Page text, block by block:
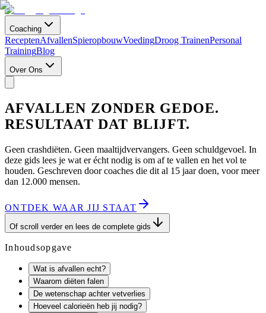
Coaching
ReceptenAfvallenSpieropbouwVoedingDroog TrainenPersonal
TrainingBlog
Over Ons
AFVALLEN ZONDER GEDOE.
RESULTAAT DAT BLIJFT.
Geen crashdiëten. Geen maaltijdvervangers. Geen schuldgevoel. In
deze gids lees je wat er écht nodig is om af te vallen en het vol te
houden. Geschreven door coaches die dit al 15 jaar doen, voor meer
dan 12.000 mensen.
ONTDEK WAAR JIJ STAAT
Of scroll verder en lees de complete gids
Inhoudsopgave
Wat is afvallen echt?
Waarom diëten falen
De wetenschap achter vetverlies
Hoeveel calorieën heb jij nodig?